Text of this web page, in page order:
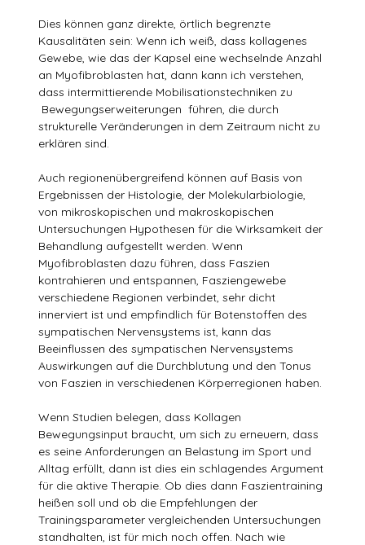
Dies können ganz direkte, örtlich begrenzte
Kausalitäten sein: Wenn ich weiß, dass kollagenes
Gewebe, wie das der Kapsel eine wechselnde Anzahl
an Myofibroblasten hat, dann kann ich verstehen,
dass intermittierende Mobilisationstechniken zu
Bewegungserweiterungen führen, die durch
strukturelle Veränderungen in dem Zeitraum nicht zu
erklären sind.
Auch regionenübergreifend können auf Basis von
Ergebnissen der Histologie, der Molekularbiologie,
von mikroskopischen und makroskopischen
Untersuchungen Hypothesen für die Wirksamkeit der
Behandlung aufgestellt werden. Wenn
Myofibroblasten dazu führen, dass Faszien
kontrahieren und entspannen, Fasziengewebe
verschiedene Regionen verbindet, sehr dicht
innerviert ist und empfindlich für Botenstoffen des
sympatischen Nervensystems ist, kann das
Beeinflussen des sympatischen Nervensystems
Auswirkungen auf die Durchblutung und den Tonus
von Faszien in verschiedenen Körperregionen haben.
Wenn Studien belegen, dass Kollagen
Bewegungsinput braucht, um sich zu erneuern, dass
es seine Anforderungen an Belastung im Sport und
Alltag erfüllt, dann ist dies ein schlagendes Argument
für die aktive Therapie. Ob dies dann Faszientraining
heißen soll und ob die Empfehlungen der
Trainingsparameter vergleichenden Untersuchungen
standhalten, ist für mich noch offen. Nach wie